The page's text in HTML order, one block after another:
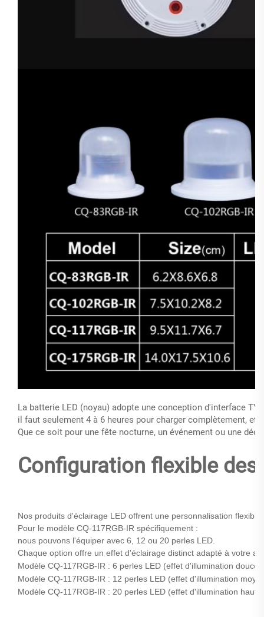
La batterie LED (noyau) adopte une conception d'interface
il faut seulement 4 à 6 heures pour charger complètement, et
Que ce soit pour une fête nocturne, un événement ou une
Configuration flexible
Nos produits d'éclairage LED offrent une personnalisation
Pour le modèle CQ-117RGB-IR spécifiquement :
nous pouvons l'équiper avec 6, 12 ou 20 perles LED.
Chaque option offre un effet d'éclairage distinct adapté à votre
Modèle CQ-117RGB-IR : 6 perles LED (effet d'illumination douce)
Modèle CQ-117RGB-IR : 12 perles LED (effet d'illumination
Modèle CQ-117RGB-IR : 20 perles LED (effet d'illumination